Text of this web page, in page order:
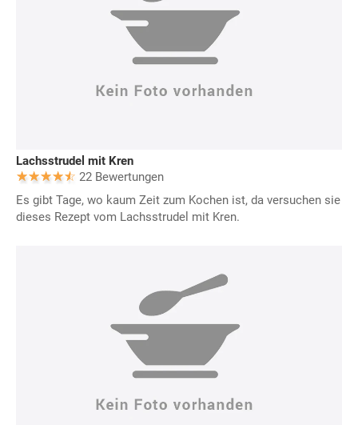
Lachsstrudel mit Kren
22 Bewertungen
Es gibt Tage, wo kaum Zeit zum Kochen ist, da versuchen sie
dieses Rezept vom Lachsstrudel mit Kren.